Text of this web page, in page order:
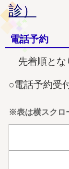
診）
電話予約
先着順とな
○電話予約受
※表は横スクロ